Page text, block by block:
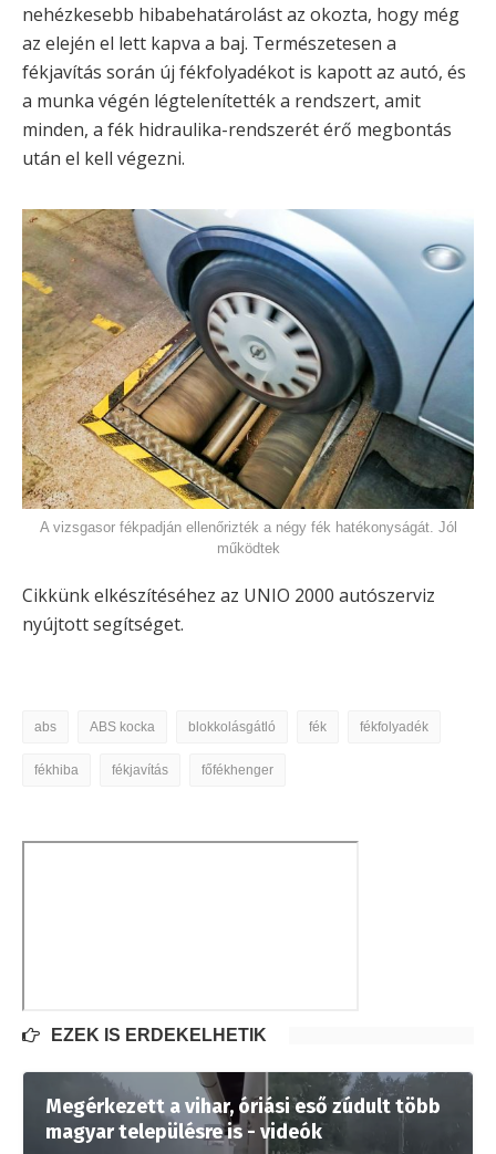
nehézkesebb hibabehatárolást az okozta, hogy még
az elején el lett kapva a baj. Természetesen a
fékjavítás során új fékfolyadékot is kapott az autó, és
a munka végén légtelenítették a rendszert, amit
minden, a fék hidraulika-rendszerét érő megbontás
után el kell végezni.
A vizsgasor fékpadján ellenőrizték a négy fék hatékonyságát. Jól
működtek
Cikkünk elkészítéséhez az UNIO 2000 autószerviz
nyújtott segítséget.
abs ABS kocka blokkolásgátló fék fékfolyadék
fékhiba fékjavítás főfékhenger
EZEK IS ÉRDEKELHETIK
Megérkezett a vihar, óriási eső zúdult több
magyar településre is - videók